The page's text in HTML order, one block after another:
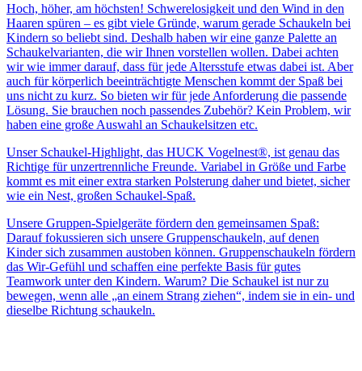
Hoch, höher, am höchsten! Schwerelosigkeit und den Wind in den
Haaren spüren – es gibt viele Gründe, warum gerade Schaukeln bei
Kindern so beliebt sind. Deshalb haben wir eine ganze Palette an
Schaukelvarianten, die wir Ihnen vorstellen wollen. Dabei achten
wir wie immer darauf, dass für jede Altersstufe etwas dabei ist. Aber
auch für körperlich beeinträchtigte Menschen kommt der Spaß bei
uns nicht zu kurz. So bieten wir für jede Anforderung die passende
Lösung. Sie brauchen noch passendes Zubehör? Kein Problem, wir
haben eine große Auswahl an Schaukelsitzen etc.
Unser Schaukel-Highlight, das HUCK Vogelnest®, ist genau das
Richtige für unzertrennliche Freunde. Variabel in Größe und Farbe
kommt es mit einer extra starken Polsterung daher und bietet, sicher
wie ein Nest, großen Schaukel-Spaß.
Unsere Gruppen-Spielgeräte fördern den gemeinsamen Spaß:
Darauf fokussieren sich unsere Gruppenschaukeln, auf denen
Kinder sich zusammen austoben können. Gruppenschaukeln fördern
das Wir-Gefühl und schaffen eine perfekte Basis für gutes
Teamwork unter den Kindern. Warum? Die Schaukel ist nur zu
bewegen, wenn alle „an einem Strang ziehen“, indem sie in ein- und
dieselbe Richtung schaukeln.